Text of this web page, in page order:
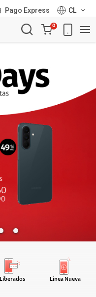
Pago Express
CL
Carro
de
0
Liberados Línea Nueva